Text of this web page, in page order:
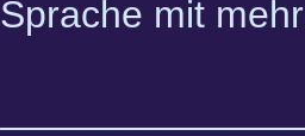
Sprache mit